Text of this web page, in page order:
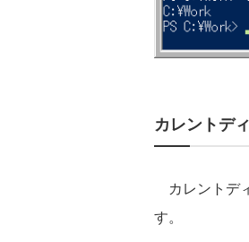
カレントデ
カレントデ
す。